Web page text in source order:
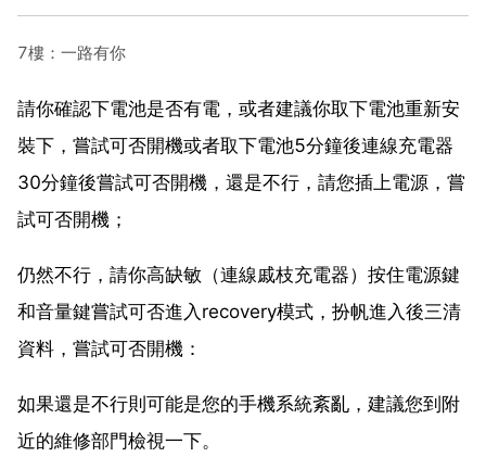
7樓：一路有你
請你確認下電池是否有電，或者建議你取下電池重新安
裝下，嘗試可否開機或者取下電池5分鐘後連線充電器
30分鐘後嘗試可否開機，還是不行，請您插上電源，嘗
試可否開機；
仍然不行，請你高缺敏（連線戚枝充電器）按住電源鍵
和音量鍵嘗試可否進入recovery模式，扮帆進入後三清
資料，嘗試可否開機：
如果還是不行則可能是您的手機系統紊亂，建議您到附
近的維修部門檢視一下。